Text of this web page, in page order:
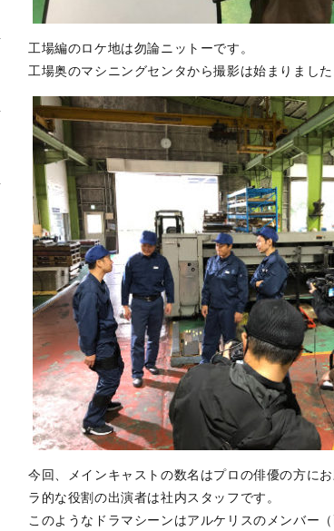
工場編のロケ地は勿論ニットーです。
工場奥のマシニングセンタから撮影は始まりました
今回、メインキャストの数名はプロの俳優の方に
ラ的な役割の出演者は社内スタッフです。
このようなドラマシーンはアルケリスのメンバー